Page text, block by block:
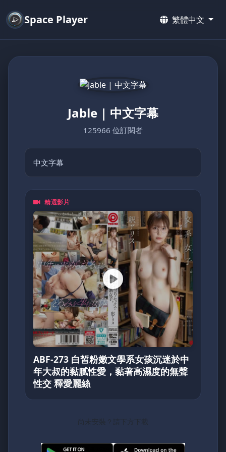
Space Player 繁體中文
Jable | 中文字幕
125966 位訂閱者
中文字幕
精選影片
ABF-273 白皙粉嫩文學系女孩沉迷於中
年大叔的黏膩性愛，黏著高濕度的無聲
性交 釋愛麗絲
尚未安裝？請下方下載